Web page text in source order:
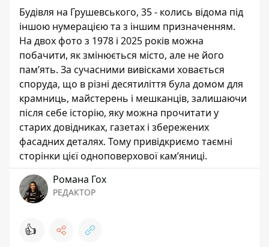
Будівля на Грушевського, 35 - колись відома під
іншою нумерацією та з іншим призначенням.
На двох фото з 1978 і 2025 років можна
побачити, як змінюється місто, але не його
пам’ять. За сучасними вивісками ховається
споруда, що в різні десятиліття була домом для
крамниць, майстерень і мешканців, залишаючи
після себе історію, яку можна прочитати у
старих довідниках, газетах і збережених
фасадних деталях. Тому привідкриємо таємні
сторінки цієї одноповерхової кам’яниці.
Романа Гох
РЕДАКТОР
👍